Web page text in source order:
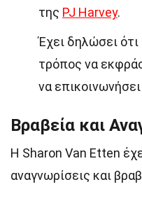
της PJ Harvey.
Έχει δηλώσει ότι
τρόπος να
να
Βραβεία και
Η Sharon Van Etten
αναγνωρίσεις και